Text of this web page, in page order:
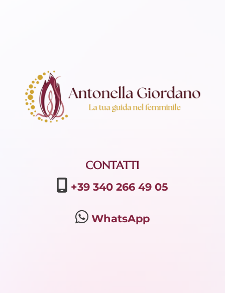
CONTATTI
+39 340 266 49 05
WhatsApp